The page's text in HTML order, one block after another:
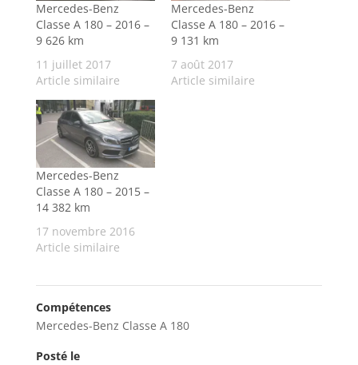
Mercedes-Benz
Classe A 180 – 2016 –
9 626 km
11 juillet 2017
Article similaire
Mercedes-Benz
Classe A 180 – 2016 –
9 131 km
7 août 2017
Article similaire
Mercedes-Benz
Classe A 180 – 2015 –
14 382 km
17 novembre 2016
Article similaire
Compétences
Mercedes-Benz Classe A 180
Posté le